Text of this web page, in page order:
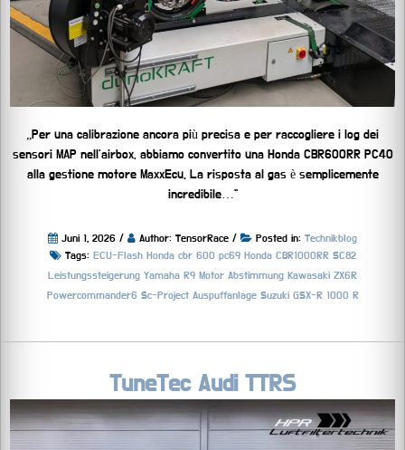
„Per una calibrazione ancora più precisa e per raccogliere i log dei
sensori MAP nell’airbox, abbiamo convertito una Honda CBR600RR PC40
alla gestione motore MaxxEcu. La risposta al gas è semplicemente
incredibile…“
Juni 1, 2026 / Author: TensorRace / Posted in: Technikblog
Tags: ECU-Flash Honda cbr 600 pc69 Honda CBR1000RR SC82
Leistungssteigerung Yamaha R9 Motor Abstimmung Kawasaki ZX6R
Powercommander6 Sc-Project Auspuffanlage Suzuki GSX-R 1000 R
TuneTec Audi TTRS